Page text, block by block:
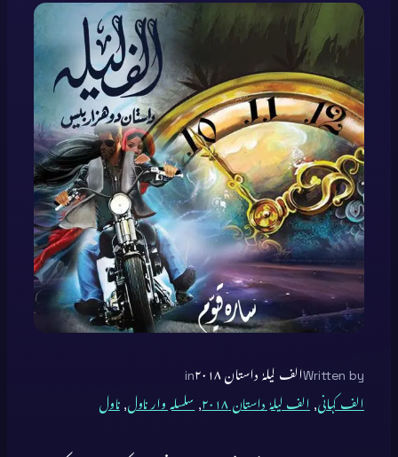
Written byالف لیلہٰ داستان ۲۰۱۸
in
الف کہانی, الف لیلہٰ داستان ۲۰۱۸ , سلسلہ وار ناول, ناول